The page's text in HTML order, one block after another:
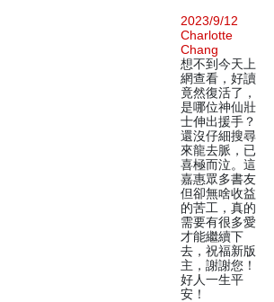
2023/9/12
Charlotte
Chang
想不到今天上
網查看，好讀
竟然復活了，
是哪位神仙壯
士伸出援手？
還沒仔細搜尋
來龍去脈，已
喜極而泣。這
嘉惠眾多書友
但卻無啥收益
的苦工，真的
需要有很多愛
才能繼續下
去，祝福新版
主，謝謝您！
好人一生平
安！